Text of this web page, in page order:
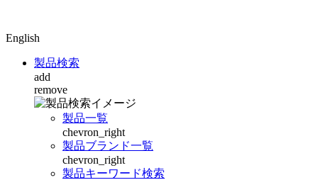
English
製品検索
add
remove
製品一覧
chevron_right
製品ブランド一覧
chevron_right
製品キーワード検索